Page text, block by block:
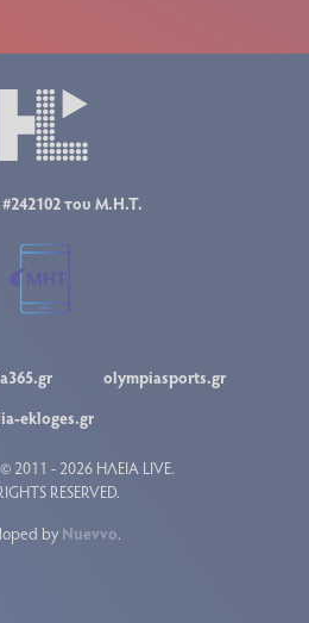
του Μ.Η.Τ.
olympiasports.gr
ekloges.gr
2011 - 2026 ΗΛΕΙΑ LIVE.
RESERVED.
by Nuevvo.